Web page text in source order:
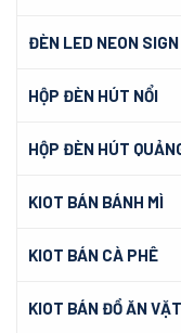
ĐÈN LED NEON SIGN
HỘP ĐÈN HÚT NỔI
HỘP ĐÈN HÚT
KIOT BÁN BÁNH MÌ
KIOT BÁN CÀ PHÊ
KIOT BÁN ĐỒ ĂN VẶT